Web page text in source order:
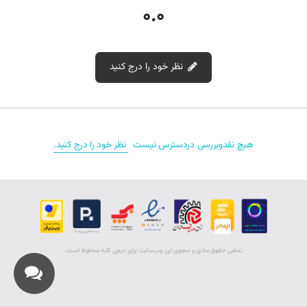
ابعاد: 168 × 64 × 40.6 میلی‌متر
سازگاری شارژر لپ‌تاپ سونی PCG-FR415 با مدل‌های
این شارژر با مدل‌های زیر از لپ‌تاپ‌های سونی سازگار است:
Sony Vaio PCG-FR415
Sony Vaio PCG-81412M
0.0
نظر خود را درج کنید
نقد و بررسی‌‌ (0)
هیچ نقدوبررسی دردسترس نیست نظر خود را درج کنید.
تمامی حقوق مادی و معنوی اين وب‌سايت برای دیجی کلبه محفوظ است.